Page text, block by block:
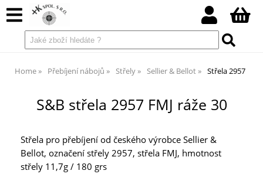
Home Přebíjení nábojů Střely Sellier & Bellot Střela 2957
S&B střela 2957 FMJ ráže 30
Střela pro přebíjení od českého výrobce Sellier &
Bellot, označení střely 2957, střela FMJ, hmotnost
střely 11,7g / 180 grs